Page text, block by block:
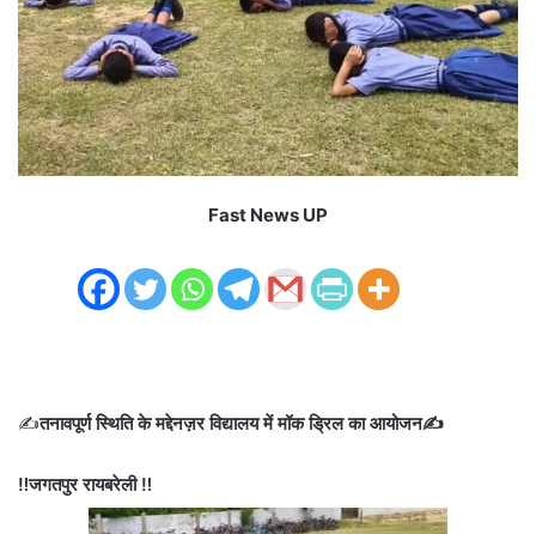
Fast News UP
✍️तनावपूर्ण स्थिति के मद्देनज़र विद्यालय में मॉक ड्रिल का आयोजन✍️
‼️जगतपुर रायबरेली ‼️